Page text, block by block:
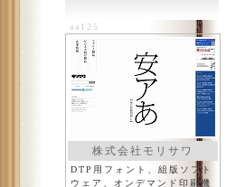
aa125
株式会社モリサワ
DTP用フォント、組版ソフト
ウェア、オンデマンド印刷機